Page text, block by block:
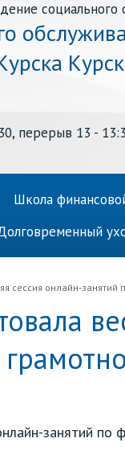
социального
перерыв 13 -
Школа
сессия онлайн-
занятий по